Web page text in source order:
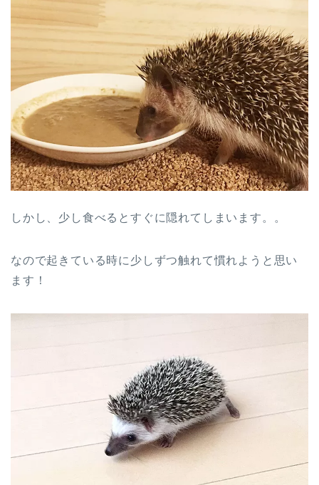
しかし、少し食べるとすぐに隠れてしまいます。。
なので起きている時に少しずつ触れて慣れようと思い
ます！